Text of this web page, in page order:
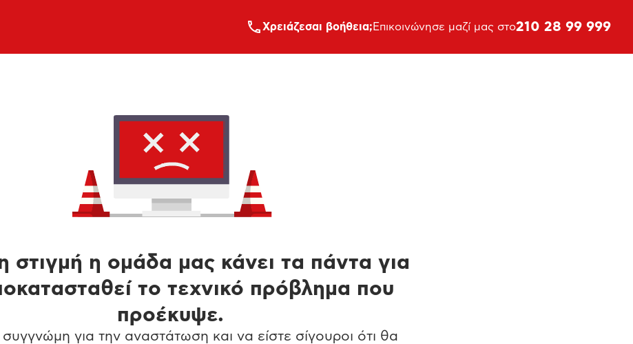
Xρειάζεσαι βοήθεια; Επικοινώνησε μαζί μας στο210 28 99 999
στιγμή η ομάδα μας κάνει τα πάντα για
το τεχνικό πρόβλημα που
προέκυψε.
για την αναστάτωση και να είστε σίγουροι ότι θα